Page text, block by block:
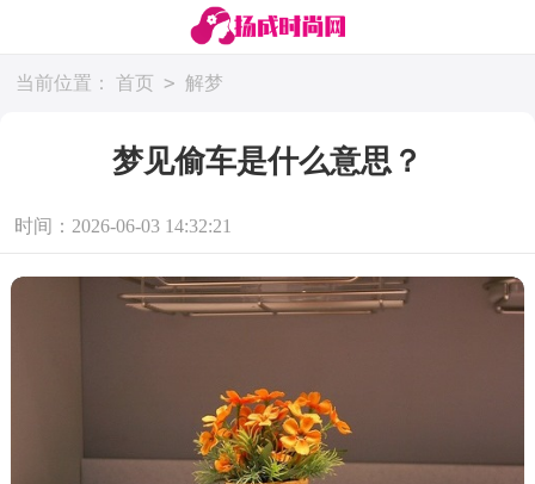
当前位置： 首页 > 解梦
梦见偷车是什么意思？
时间：2026-06-03 14:32:21